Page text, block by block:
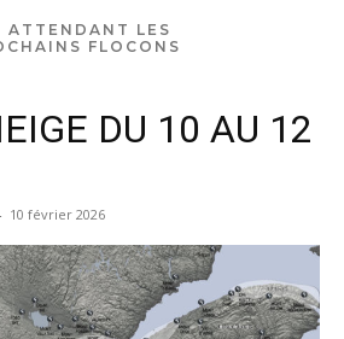
ATTENDANT LES
FLOCONS
DU 10 AU 12
10 février 2026